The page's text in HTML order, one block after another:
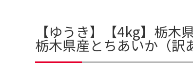
【ゆうき】【4kg】栃木
栃木県産とちあいか（訳